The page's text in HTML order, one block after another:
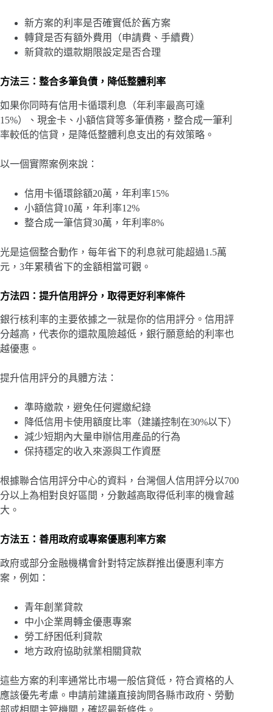
新方案的利率是否確實低於舊方案
轉貸是否有額外費用（申請費、手續費）
新貸款的還款期限設定是否合理
方法三：整合多筆負債，降低整體利率
如果你同時有信用卡循環利息（年利率最高可達
15%）、現金卡、小額信貸等多筆債務，整合成一筆利
率較低的信貸，是降低整體利息支出的有效策略。
以一個實際案例來說：
信用卡循環餘額20萬，年利率15%
小額信貸10萬，年利率12%
整合成一筆信貸30萬，年利率8%
光是這個整合動作，每年省下的利息就可能超過1.5萬
元，3年累積省下的金額相當可觀。
方法四：提升信用評分，取得更好利率條件
銀行核利率的主要依據之一就是你的信用評分。信用評
分越高，代表你的還款風險越低，銀行願意給的利率也
越優惠。
提升信用評分的具體方法：
準時繳款，避免任何遲繳紀錄
降低信用卡使用額度比率（建議控制在30%以下）
減少短期內大量申辦信用產品的行為
保持穩定的收入來源與工作資歷
根據聯合信用評分中心的資料，台灣個人信用評分以700
分以上為相對良好區間，分數越高取得低利率的機會越
大。
方法五：善用政府或專案優惠利率方案
政府或部分金融機構會針對特定族群推出優惠利率方
案，例如：
青年創業貸款
中小企業周轉金優惠專案
勞工紓困低利貸款
地方政府協助就業相關貸款
這些方案的利率通常比市場一般信貸低，符合資格的人
應該優先考慮。申請前建議直接詢問各縣市政府、勞動